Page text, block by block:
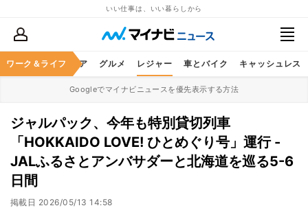
いい仕事は、いい暮らしから
ワーク＆ライフ
暮らし ヘルスケア グルメ レジャー 車とバイク キャッシュレス
Googleでマイナビニュースを優先表示する方法
ジャルパック、今年も特別貸切列車
「HOKKAIDO LOVE! ひとめぐり号」運行 -
JALふるさとアンバサダーと北海道を巡る5-6
日間
掲載日 2026/05/13 14:58